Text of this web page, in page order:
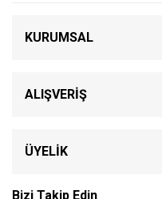
KURUMSAL
ALIŞVERİŞ
ÜYELİK
Bizi Takip Edin